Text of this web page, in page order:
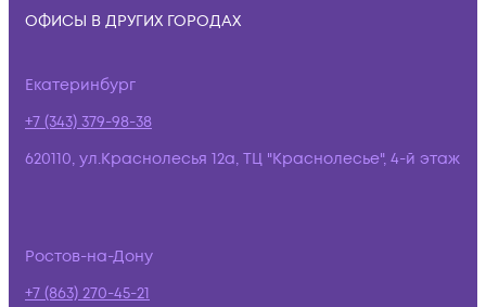
ОФИСЫ В ДРУГИХ ГОРОДАХ
Екатеринбург
+7 (343) 379-98-38
620110, ул.Краснолесья 12а, ТЦ "Краснолесье", 4-й этаж
Ростов-на-Дону
+7 (863) 270-45-21